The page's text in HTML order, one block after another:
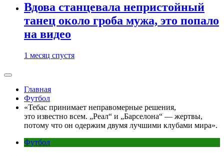
Вдова станцевала непристойный
танец около гроба мужа, это попало
на видео
1 месяц спустя
Главная
Футбол
«Тебас принимает неправомерные решения,
это известно всем. „Реал“ и „Барселона“ — жертвы,
потому что он одержим двумя лучшими клубами мира».
Футбол